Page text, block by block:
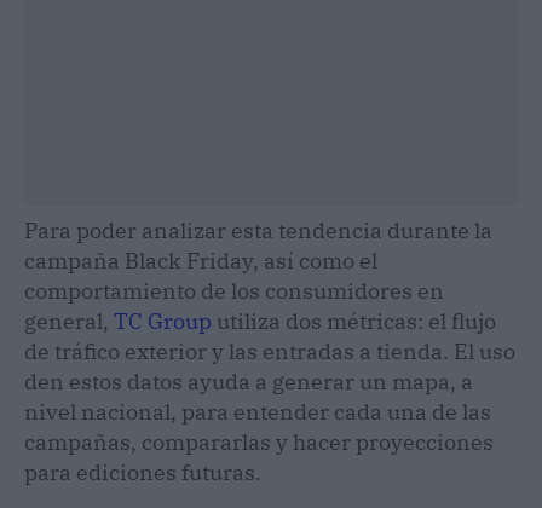
Para poder analizar esta tendencia durante la
campaña Black Friday, así como el
comportamiento de los consumidores en
general, TC Group utiliza dos métricas: el flujo
de tráfico exterior y las entradas a tienda. El uso
den estos datos ayuda a generar un mapa, a
nivel nacional, para entender cada una de las
campañas, compararlas y hacer proyecciones
para ediciones futuras.